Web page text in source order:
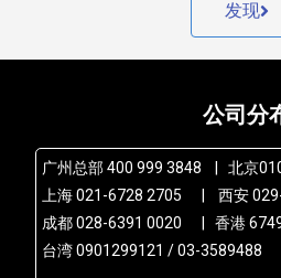
发现
公司分
广州总部 400 999 3848 | 北京
上海 021-6728 2705 | 西安 029-
成都 028-6391 0020 | 香港 6749
台湾 0901299121 / 03-3589488